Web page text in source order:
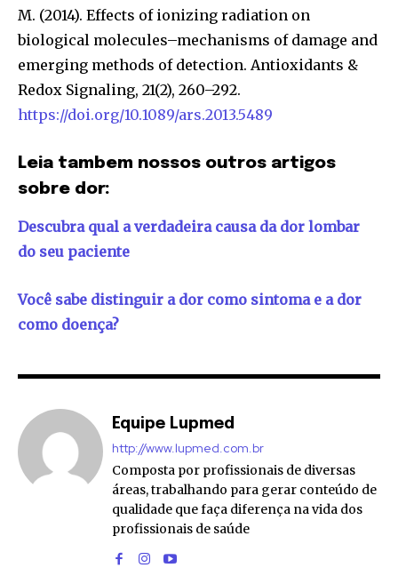
M. (2014). Effects of ionizing radiation on
biological molecules–mechanisms of damage and
emerging methods of detection. Antioxidants &
Redox Signaling, 21(2), 260–292.
https://doi.org/10.1089/ars.2013.5489
Leia tambem nossos outros artigos
sobre dor:
Descubra qual a verdadeira causa da dor lombar
do seu paciente
Você sabe distinguir a dor como sintoma e a dor
como doença?
Equipe Lupmed
http://www.lupmed.com.br
Composta por profissionais de diversas
áreas, trabalhando para gerar conteúdo de
qualidade que faça diferença na vida dos
profissionais de saúde